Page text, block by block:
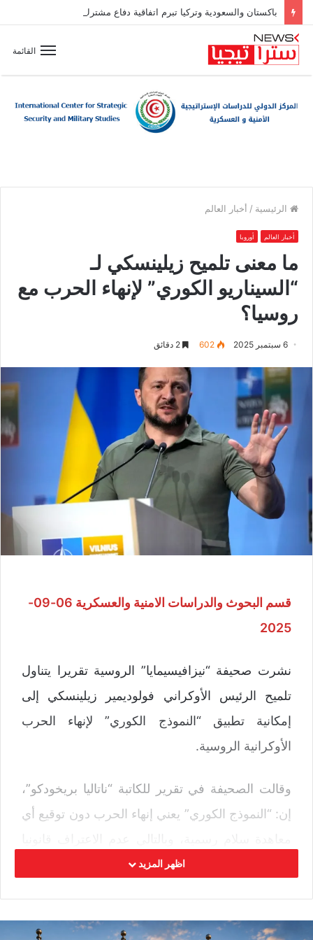
باكستان والسعودية وتركيا تبرم اتفاقية دفاع مشترك
القائمة
الرئيسية / أخبار العالم
أخبار العالم أوروبا
ما معنى تلميح زيلينسكي لـ
“السيناريو الكوري” لإنهاء الحرب مع
روسيا؟
6 سبتمبر 2025 602
قسم البحوث والدراسات الامنية والعسكرية 06-09-
2025
نشرت صحيفة “نيزافيسيمايا” الروسية تقريرا يتناول
تلميح الرئيس الأوكراني فولوديمير زيلينسكي إلى
إمكانية تطبيق “النموذج الكوري” لإنهاء الحرب
الأوكرانية الروسية.
وقالت الصحيفة في تقرير للكاتبة “ناتاليا بريخودكو”،
إن: “النموذج الكوري” يعني إنهاء الحرب دون توقيع أي
بالأراضي التي فقدتها أوكرانيا خلال الحرب”
التهديدات الراهنة يختلف جذرياً عن السيناريو الكوري،
اظهر المزيد